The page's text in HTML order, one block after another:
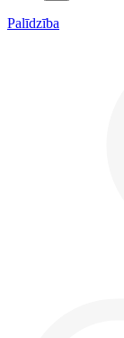
Palīdzība